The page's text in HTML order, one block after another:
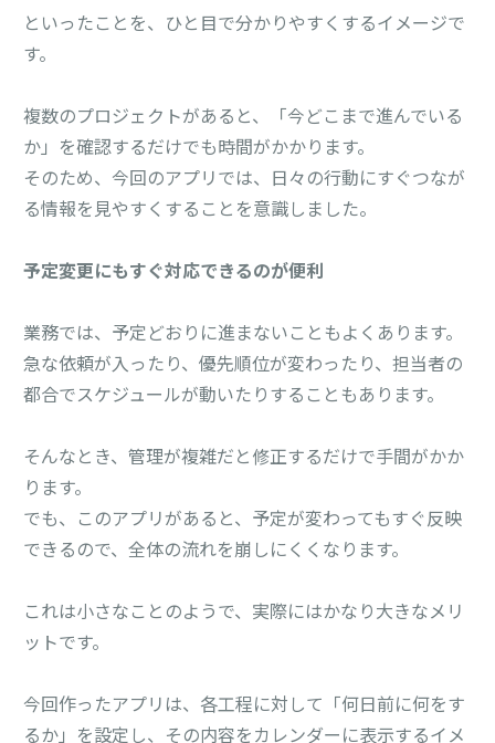
といったことを、ひと目で分かりやすくするイメージで
す。
複数のプロジェクトがあると、「今どこまで進んでいる
か」を確認するだけでも時間がかかります。
そのため、今回のアプリでは、日々の行動にすぐつなが
る情報を見やすくすることを意識しました。
予定変更にもすぐ対応できるのが便利
業務では、予定どおりに進まないこともよくあります。
急な依頼が入ったり、優先順位が変わったり、担当者の
都合でスケジュールが動いたりすることもあります。
そんなとき、管理が複雑だと修正するだけで手間がかか
ります。
でも、このアプリがあると、予定が変わってもすぐ反映
できるので、全体の流れを崩しにくくなります。
これは小さなことのようで、実際にはかなり大きなメリ
ットです。
今回作ったアプリは、各工程に対して「何日前に何をす
るか」を設定し、その内容をカレンダーに表示するイメ